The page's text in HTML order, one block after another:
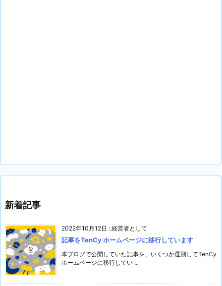
新着記事
2022年10月12日 : 経営者として
記事をTenCy ホームページに移行しています
本ブログで公開していた記事を、いくつか選別してTenCy
ホームページに移行してい ...